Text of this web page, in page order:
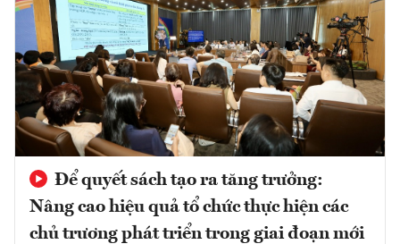
Để quyết sách tạo ra tăng trưởng:
Nâng cao hiệu quả tổ chức thực hiện các
chủ trương phát triển trong giai đoạn mới